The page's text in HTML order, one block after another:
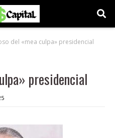
del «mea culpa» presidencial
presidencial